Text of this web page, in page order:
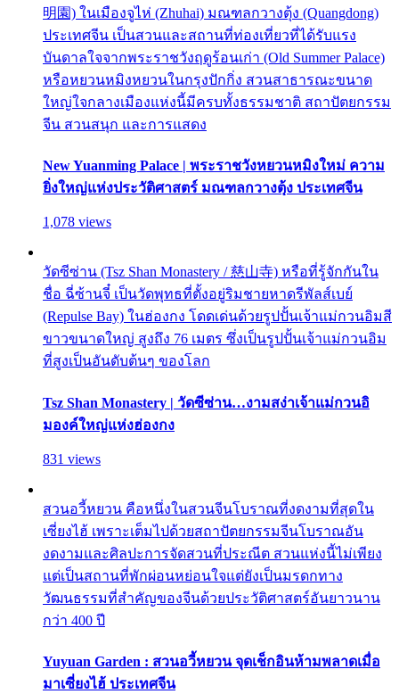
明園) ในเมืองจูไห่ (Zhuhai) มณฑลกวางตุ้ง (Quangdong)
ประเทศจีน เป็นสวนและสถานที่ท่องเที่ยวที่ได้รับแรง
บันดาลใจจากพระราชวังฤดูร้อนเก่า (Old Summer Palace)
หรือหยวนหมิงหยวนในกรุงปักกิ่ง สวนสาธารณะขนาด
ใหญ่ใจกลางเมืองแห่งนี้มีครบทั้งธรรมชาติ สถาปัตยกรรม
จีน สวนสนุก และการแสดง
New Yuanming Palace | พระราชวังหยวนหมิงใหม่ ความ
ยิ่งใหญ่แห่งประวัติศาสตร์ มณฑลกวางตุ้ง ประเทศจีน
1,078 views
วัดซีซ่าน (Tsz Shan Monastery / 慈山寺) หรือที่รู้จักกันใน
ชื่อ ฉี่ซ้านจี๋ เป็นวัดพุทธที่ตั้งอยู่ริมชายหาดรีพัลส์เบย์
(Repulse Bay) ในฮ่องกง โดดเด่นด้วยรูปปั้นเจ้าแม่กวนอิมสี
ขาวขนาดใหญ่ สูงถึง 76 เมตร ซึ่งเป็นรูปปั้นเจ้าแม่กวนอิม
ที่สูงเป็นอันดับต้นๆ ของโลก
Tsz Shan Monastery | วัดซีซ่าน…งามสง่าเจ้าแม่กวนอิ
มองค์ใหญ่แห่งฮ่องกง
831 views
สวนอวี้หยวน คือหนึ่งในสวนจีนโบราณที่งดงามที่สุดใน
เซี่ยงไฮ้ เพราะเต็มไปด้วยสถาปัตยกรรมจีนโบราณอัน
งดงามและศิลปะการจัดสวนที่ประณีต สวนแห่งนี้ไม่เพียง
แต่เป็นสถานที่พักผ่อนหย่อนใจแต่ยังเป็นมรดกทาง
วัฒนธรรมที่สำคัญของจีนด้วยประวัติศาสตร์อันยาวนาน
กว่า 400 ปี
Yuyuan Garden : สวนอวี้หยวน จุดเช็กอินห้ามพลาดเมื่อ
มาเซี่ยงไฮ้ ประเทศจีน